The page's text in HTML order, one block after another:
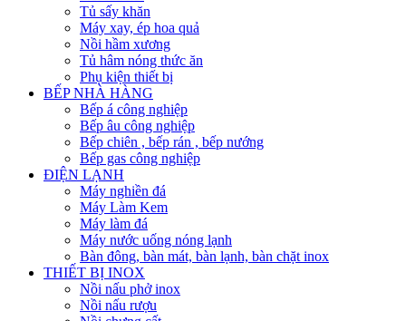
Tủ sấy khăn
Máy xay, ép hoa quả
Nồi hầm xương
Tủ hâm nóng thức ăn
Phụ kiện thiết bị
BẾP NHÀ HÀNG
Bếp á công nghiệp
Bếp âu công nghiệp
Bếp chiên , bếp rán , bếp nướng
Bếp gas công nghiệp
ĐIỆN LẠNH
Máy nghiền đá
Máy Làm Kem
Máy làm đá
Máy nước uống nóng lạnh
Bàn đông, bàn mát, bàn lạnh, bàn chặt inox
THIẾT BỊ INOX
Nồi nấu phở inox
Nồi nấu rượu